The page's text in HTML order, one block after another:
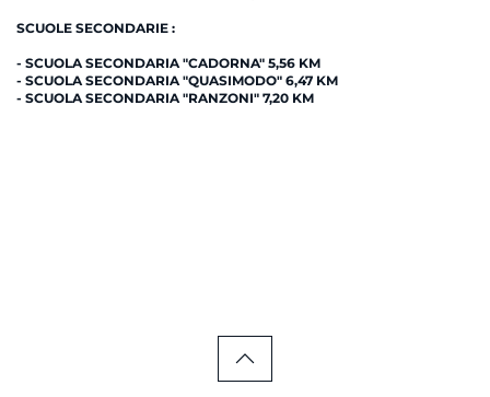
SCUOLE SECONDARIE :
- SCUOLA SECONDARIA "CADORNA" 5,56 KM
- SCUOLA SECONDARIA "QUASIMODO" 6,47 KM
- SCUOLA SECONDARIA "RANZONI" 7,20 KM